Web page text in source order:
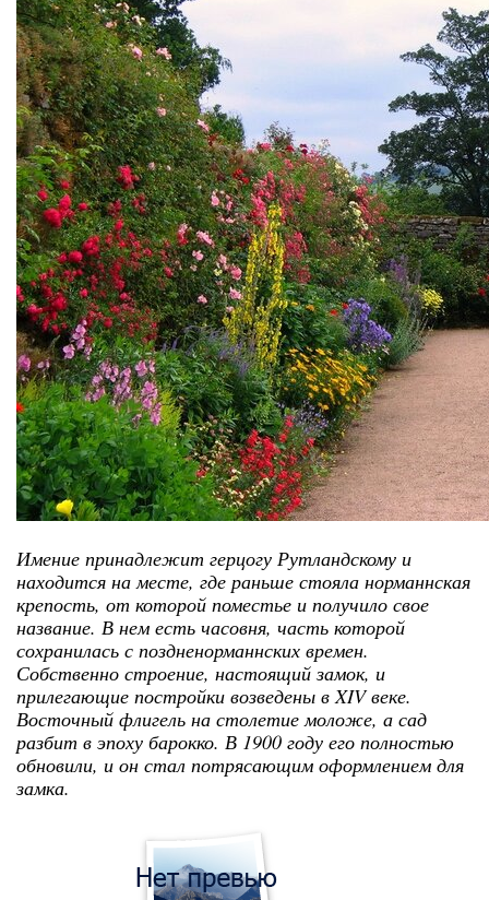
Имение принадлежит герцогу Рутландскому и
находится на месте, где раньше стояла норманнская
крепость, от которой поместье и получило свое
название. В нем есть часовня, часть которой
сохранилась с поздненорманнских времен.
Собственно строение, настоящий замок, и
прилегающие постройки возведены в XIV веке.
Восточный флигель на столетие моложе, а сад
разбит в эпоху барокко. В 1900 году его полностью
обновили, и он стал потрясающим оформлением для
замка.